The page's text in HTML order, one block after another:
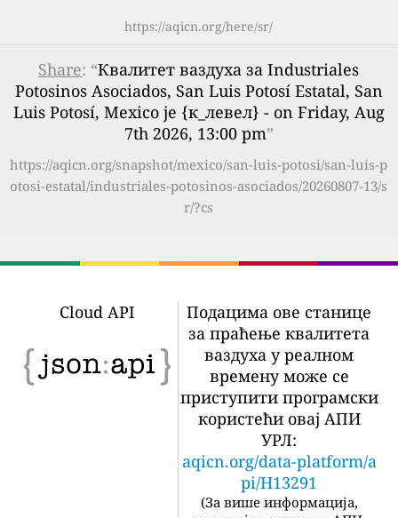
https://aqicn.org/here/sr/
Share: “Квалитет ваздуха за Industriales
Potosinos Asociados, San Luis Potosí Estatal, San
Luis Potosí, Mexico је {к_левел} - on Friday, Aug
7th 2026, 13:00 pm”
https://aqicn.org/snapshot/mexico/san-luis-potosi/san-luis-p
otosi-estatal/industriales-potosinos-asociados/20260807-13/s
r/?cs
Cloud API
Подацима ове станице
за праћење квалитета
ваздуха у реалном
времену може се
приступити програмски
користећи овај АПИ
УРЛ:
aqicn.org/data-platform/a
pi/H13291
(За више информација,